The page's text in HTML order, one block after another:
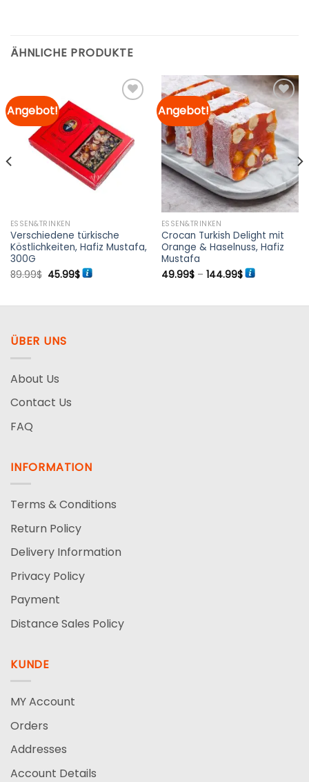
ÄHNLICHE PRODUKTE
Angebot!
Merkliste
hinzufügen
ESSEN&TRINKEN
Verschiedene türkische
Köstlichkeiten, Hafiz Mustafa,
300G
89.99$ Ursprünglicher
Preis
45.99$Aktueller
Preis
Angebot!
Zur
Merkliste
hinzufügen
ESSEN&TRINKEN
Crocan Turkish Delight mit
Orange & Haselnuss, Hafiz
Mustafa
49.99$ – 144.99$Preisspanne:
49.99$
ÜBER UNS
About Us
Contact Us
FAQ
INFORMATION
Terms & Conditions
Return Policy
Delivery Information
Privacy Policy
Payment
Distance Sales Policy
KUNDE
MY Account
Orders
Addresses
Account Details